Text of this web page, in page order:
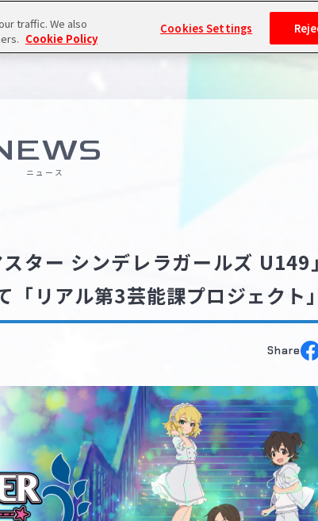
閲覧履歴
チェッ
マイス
マイ
ニュース
ター シンデレラガールズ
リアル第3芸能課プロジェクト
Share
traffic. We also
Cookie Policy
Cookies Settings